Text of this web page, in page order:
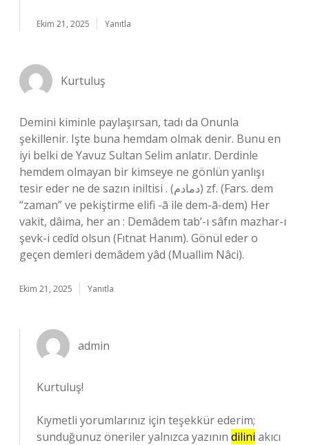
Ekim 21, 2025 Yanıtla
Kurtuluş
Demini kiminle paylaşırsan, tadı da Onunla
şekillenir. Işte buna hemdam olmak denir. Bunu en
iyi belki de Yavuz Sultan Selim anlatır. Derdinle
hemdem olmayan bir kimseye ne gönlün yanlışı
tesir eder ne de sazın iniltisi . (ﺩﻣﺎﺩﻡ) zf. (Fars. dem
“zaman” ve pekiştirme elifi -ā ile dem-ā-dem) Her
vakit, dâima, her an : Demâdem tab’-ı sâfın mazhar-ı
şevk-i cedîd olsun (Fıtnat Hanım). Gönül eder o
geçen demleri demâdem yâd (Muallim Nâci).
Ekim 21, 2025 Yanıtla
admin
Kurtuluş!
Kıymetli yorumlarınız için teşekkür ederim;
sunduğunuz öneriler yalnızca yazının dilini akıcı